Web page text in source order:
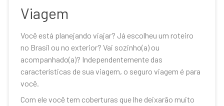
Viagem
Você está planejando viajar? Já escolheu um roteiro
no Brasil ou no exterior? Vai sozinho(a) ou
acompanhado(a)? Independentemente das
características de sua viagem, o seguro viagem é para
você.
Com ele você tem coberturas que lhe deixarão muito